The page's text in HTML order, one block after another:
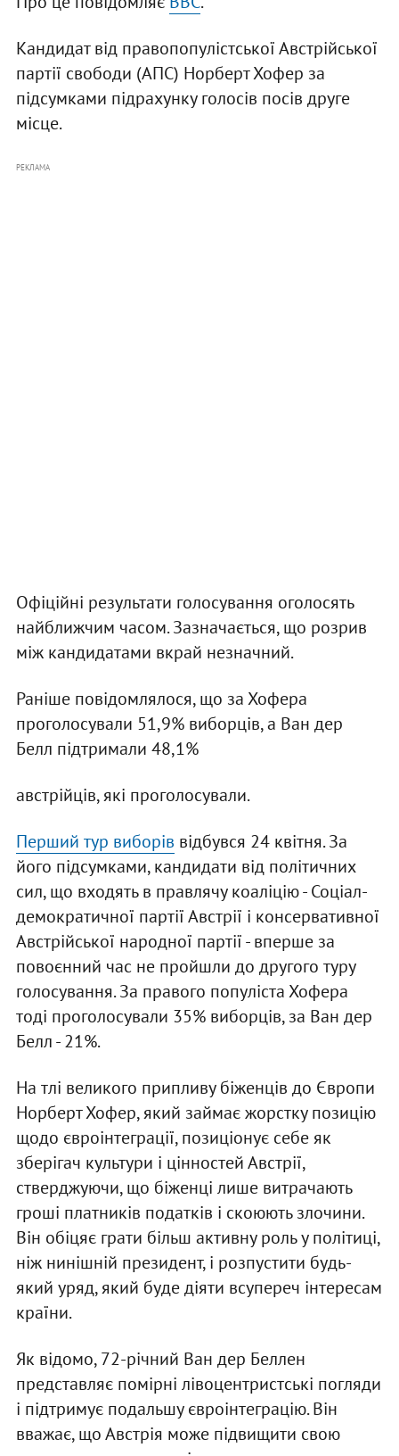
Кандидат від правопопулістської Австрійської
партії свободи (АПС) Норберт Хофер за
підсумками підрахунку голосів посів друге
місце.
РЕКЛАМА
Офіційні результати голосування оголосять
найближчим часом. Зазначається, що розрив
між кандидатами вкрай незначний.
Раніше повідомлялося, що за Хофера
проголосували 51,9% виборців, а Ван дер
Белл підтримали 48,1%
австрійців, які проголосували.
Перший тур виборів відбувся 24 квітня. За
його підсумками, кандидати від політичних
сил, що входять в правлячу коаліцію - Соціал-
демократичної партії Австрії і консервативної
Австрійської народної партії - вперше за
повоєнний час не пройшли до другого туру
голосування. За правого популіста Хофера
тоді проголосували 35% виборців, за Ван дер
Белл - 21%.
На тлі великого припливу біженців до Європи
Норберт Хофер, який займає жорстку позицію
щодо євроінтеграції, позиціонує себе як
зберігач культури і цінностей Австрії,
стверджуючи, що біженці лише витрачають
гроші платників податків і скоюють злочини.
Він обіцяє грати більш активну роль у політиці,
ніж нинішній президент, і розпустити будь-
який уряд, який буде діяти всупереч інтересам
країни.
Як відомо, 72-річний Ван дер Беллен
представляє помірні лівоцентристські погляди
і підтримує подальшу євроінтеграцію. Він
вважає, що Австрія може підвищити свою